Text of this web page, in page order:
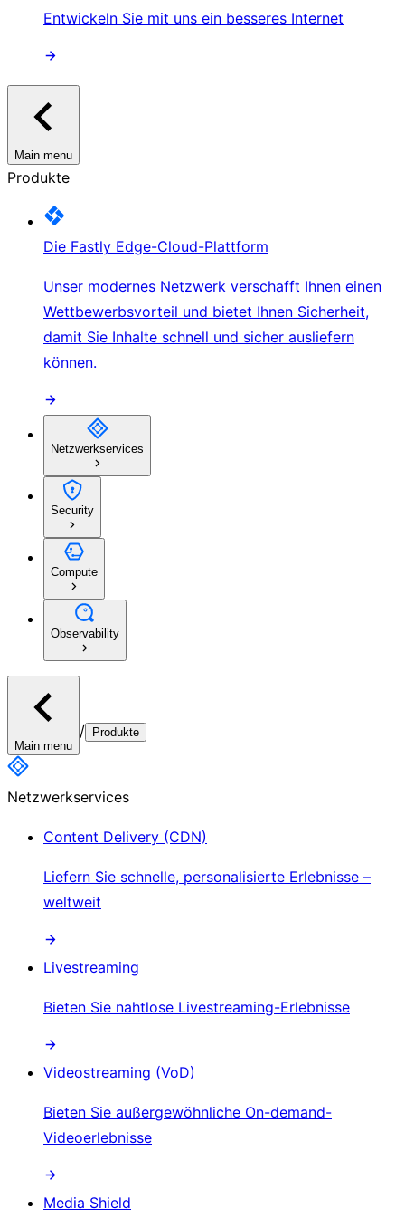
Entwickeln Sie mit uns ein besseres Internet
Main menu
Produkte
Die Fastly Edge-Cloud-Plattform
Unser modernes Netzwerk verschafft Ihnen einen
Wettbewerbsvorteil und bietet Ihnen Sicherheit,
damit Sie Inhalte schnell und sicher ausliefern
können.
Netzwerkservices
Security
Compute
Observability
Main menu
/ Produkte
Netzwerkservices
Content Delivery (CDN)
Liefern Sie schnelle, personalisierte Erlebnisse –
weltweit
Livestreaming
Bieten Sie nahtlose Livestreaming-Erlebnisse
Videostreaming (VoD)
Bieten Sie außergewöhnliche On-demand-
Videoerlebnisse
Media Shield